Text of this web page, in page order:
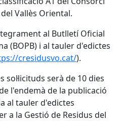
Vallès Oriental.
al Butlletí Oficial
(BOPB) i al tauler d'edictes
cresidusvo.cat/).
serà de 10 dies
l'endemà de la publicació
al tauler d'edictes
a la Gestió de Residus del